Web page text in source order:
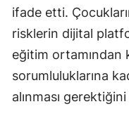
ifade etti.
risklerin dijital
eğitim ortamından
sorumluluklarına
alınması